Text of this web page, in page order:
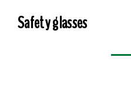
Safety glasses